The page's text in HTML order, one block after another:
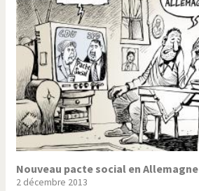
Nouveau pacte social en Allemagne
2 décembre 2013